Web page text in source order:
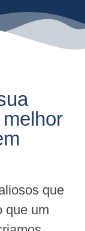
que
que um